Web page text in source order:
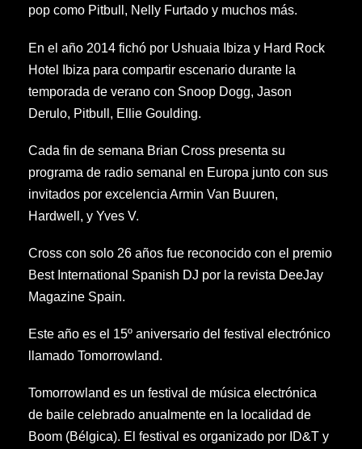
pop como Pitbull, Nelly Furtado y muchos más.
En el año 2014 fichó por Ushuaia Ibiza y Hard Rock
Hotel Ibiza para compartir escenario durante la
temporada de verano con Snoop Dogg, Jason
Derulo, Pitbull, Ellie Goulding.
Cada fin de semana Brian Cross presenta su
programa de radio semanal en Europa junto con sus
invitados por excelencia Armin Van Buuren,
Hardwell, y Yves V.
Cross con solo 26 años fue reconocido con el premio
Best International Spanish DJ por la revista DeeJay
Magazine Spain.
Este año es el 15º aniversario del festival electrónico
llamado Tomorrowland.
Tomorrowland es un festival de música electrónica
de baile celebrado anualmente en la localidad de
Boom (Bélgica). El festival es organizado por ID&T y